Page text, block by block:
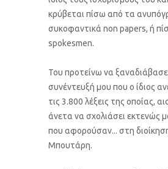
κρύβεται πίσω από τα
συκοφαντικά non papers, ή
spokesmen.
Του προτείνω να
συνέντευξή μου που ο ίδιος
τις 3.800 λέξεις της οποίας,
άνετα να σχολιάσει εκτενώς
που αφορούσαν... στη
Μπουτάρη.